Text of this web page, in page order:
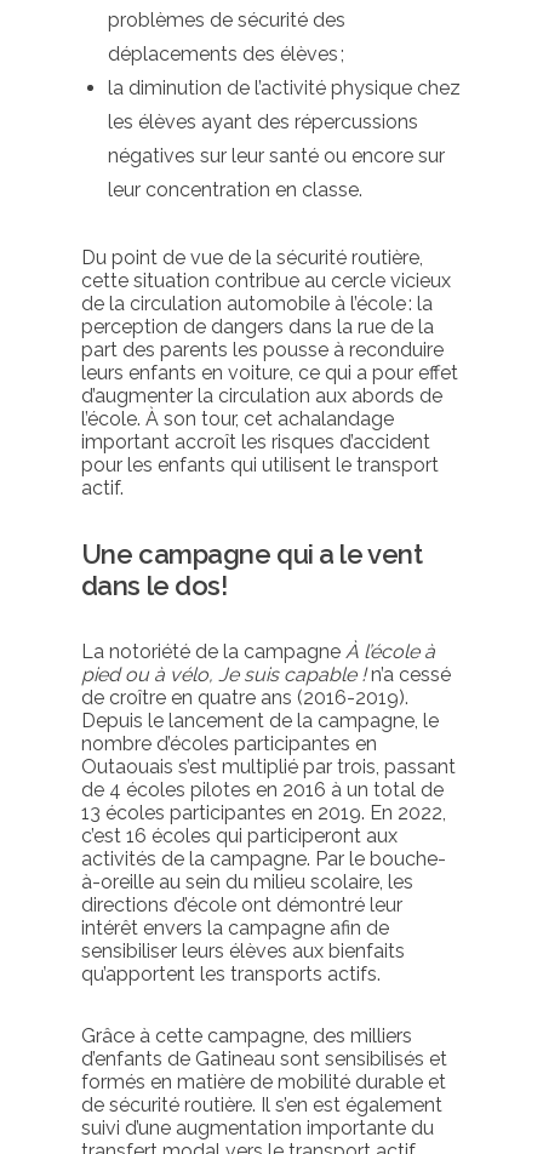
problèmes de sécurité des
déplacements des élèves ;
la diminution de l’activité physique chez
les élèves ayant des répercussions
négatives sur leur santé ou encore sur
leur concentration en classe.
Du point de vue de la sécurité routière,
cette situation contribue au cercle vicieux
de la circulation automobile à l’école : la
perception de dangers dans la rue de la
part des parents les pousse à reconduire
leurs enfants en voiture, ce qui a pour effet
d’augmenter la circulation aux abords de
l’école. À son tour, cet achalandage
important accroît les risques d’accident
pour les enfants qui utilisent le transport
actif.
Une campagne qui a le vent
dans le dos!
La notoriétéde la campagne À l’école à
pied ou à vélo, Je suis capable !n’a cessé
de croître en quatre ans (2016-2019).
Depuis le lancement de la campagne, le
nombre d’écoles participantes en
Outaouais s’est multiplié par trois, passant
de 4 écoles pilotes en 2016 à un total de
13 écoles participantes en 2019. En 2022,
c’est 16 écoles qui participeront aux
activités de la campagne. Par le bouche-
à-oreille au sein du milieu scolaire, les
directions d’école ont démontré leur
intérêt envers la campagne afin de
sensibiliser leurs élèves aux bienfaits
qu’apportent les transports actifs.
Grâce à cette campagne, des milliers
d’enfants de Gatineau sont sensibilisés et
formés en matière de mobilité durable et
de sécurité routière. Il s’en est également
suivi d’une augmentation importante du